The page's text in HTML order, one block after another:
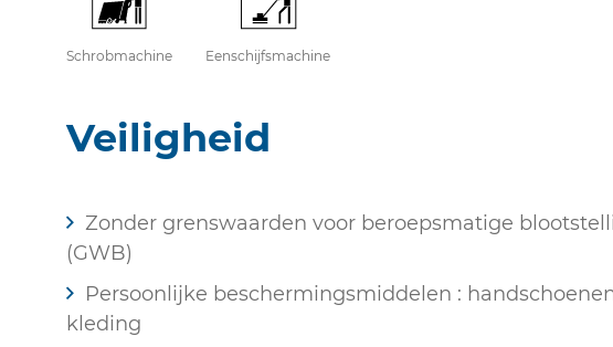
Schrobmachine Eenschijfsmachine
Veiligheid
Zonder grenswaarden voor beroepsmatige
(GWB)
Persoonlijke beschermingsmiddelen :
kleding